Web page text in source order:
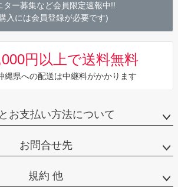
ター募集など会員限定速報中!!
入には会員登録が必要です)
円以上で送料無料
縄県への配送は中継料がかかります
お支払い方法について
お問合せ先
規約 他